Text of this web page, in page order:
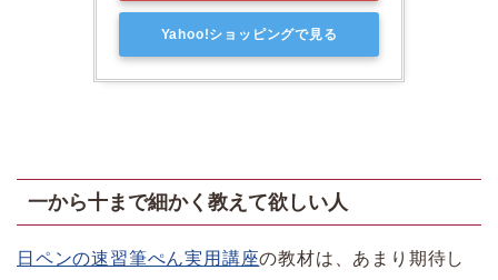
Yahoo!ショッピングで見る
一から十まで細かく教えて欲しい人
日ペンの速習筆ぺん実用講座の教材は、あまり期待し